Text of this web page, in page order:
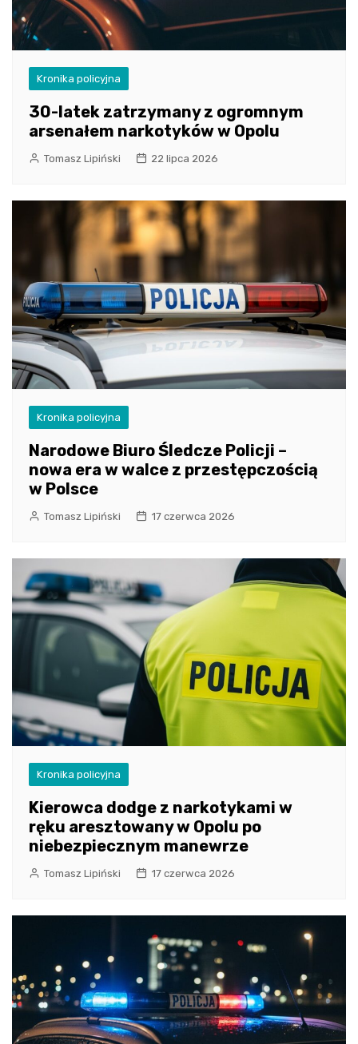
Kronika policyjna
30-latek zatrzymany z ogromnym
arsenałem narkotyków w Opolu
Tomasz Lipiński 22 lipca 2026
Kronika policyjna
Narodowe Biuro Śledcze Policji –
nowa era w walce z przestępczością
w Polsce
Tomasz Lipiński 17 czerwca 2026
Kronika policyjna
Kierowca dodge z narkotykami w
ręku aresztowany w Opolu po
niebezpiecznym manewrze
Tomasz Lipiński 17 czerwca 2026